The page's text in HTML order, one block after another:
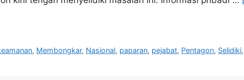
, Membongkar, Nasional, paparan, pejabat, Pentagon, Selidiki,